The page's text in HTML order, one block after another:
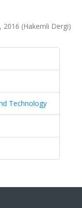
2016 (Hakemli Dergi)
Technology